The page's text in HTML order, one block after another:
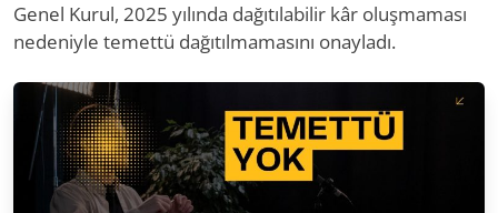
Genel Kurul, 2025 yılında dağıtılabilir kâr oluşmaması
nedeniyle temettü dağıtılmamasını onayladı.